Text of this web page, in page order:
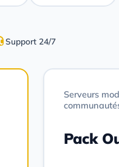
Support 24/7
Serveurs
Pack